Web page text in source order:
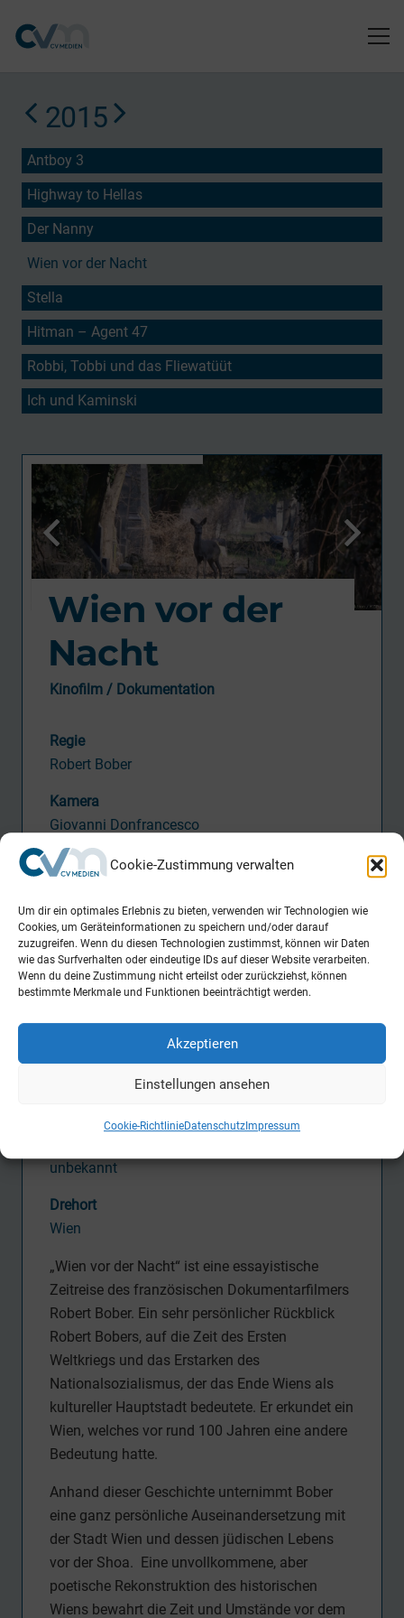
Cookie-Zustimmung verwalten
Um dir ein optimales Erlebnis zu bieten, verwenden wir Technologien wie
Cookies, um Geräteinformationen zu speichern und/oder darauf
zuzugreifen. Wenn du diesen Technologien zustimmst, können wir Daten
wie das Surfverhalten oder eindeutige IDs auf dieser Website verarbeiten.
Wenn du deine Zustimmung nicht erteilst oder zurückziehst, können
bestimmte Merkmale und Funktionen beeinträchtigt werden.
Akzeptieren
Einstellungen ansehen
Cookie-RichtlinieDatenschutz Impressum
Wien vor der
Nacht
Kinofilm / Dokumentation
Regie
Robert Bober
Kamera
Giovanni Donfrancesco
Tätigkeit CVM
Produktion
Riva Filmproduktion
Les Films du Poisson (Frankreich)
unbekannt
Drehort
Wien
„Wien vor der Nacht“ ist eine essayistische
Zeitreise des französischen Dokumentarfilmers
Robert Bober. Ein sehr persönlicher Rückblick
Robert Bobers, auf die Zeit des Ersten
Weltkriegs und das Erstarken des
Nationalsozialismus, der das Ende Wiens als
kultureller Hauptstadt bedeutete. Er erkundet ein
Wien, welches vor rund 100 Jahren eine andere
Bedeutung hatte.
Anhand dieser Geschichte unternimmt Bober
eine ganz persönliche Auseinandersetzung mit
der Stadt Wien und dessen jüdischen Lebens
vor der Shoa. Eine unvollkommene, aber
poetische Rekonstruktion des historischen
Wiens bewahrt die Zeit und Umstände vor dem
2015
Antboy 3
Highway to Hellas
Der Nanny
Wien vor der Nacht
Stella
Hitman – Agent 47
Robbi, Tobbi und das Fliewatüüt
Ich und Kaminski